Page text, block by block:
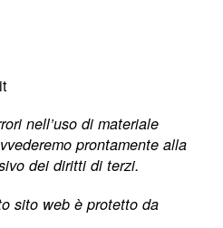
nell’uso di materiale
prontamente alla
dei diritti di terzi.
sito web è protetto da